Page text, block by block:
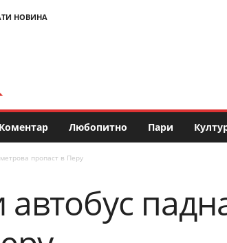
НОВИНА
Коментар Любопитно Пари
пропаст в Перу